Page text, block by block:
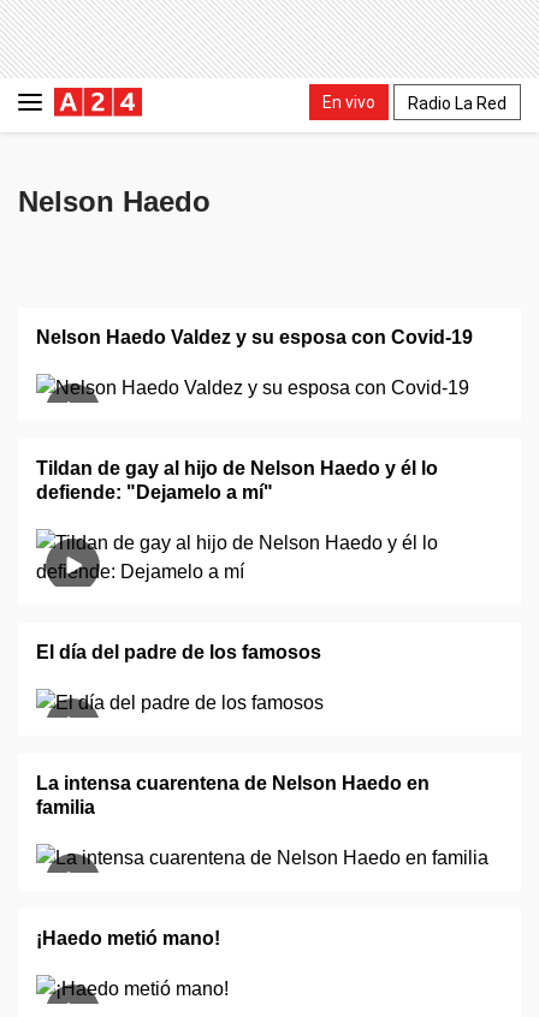
En vivo Radio La Red
Nelson Haedo
Nelson Haedo Valdez y su esposa con Covid-19
Tildan de gay al hijo de Nelson Haedo y él lo
defiende: "Dejamelo a mí"
El día del padre de los famosos
La intensa cuarentena de Nelson Haedo en
familia
¡Haedo metió mano!